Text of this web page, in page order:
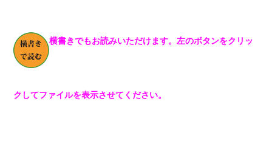
横書きでもお読みいただけます。左のボタンをクリッ
クしてファイルを表示させてください。